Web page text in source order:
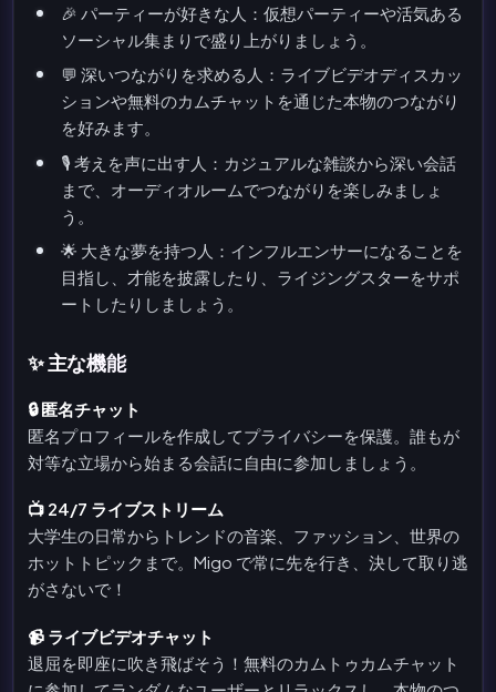
🎉 パーティーが好きな人：仮想パーティーや活気ある
ソーシャル集まりで盛り上がりましょう。
💬 深いつながりを求める人：ライブビデオディスカッ
ションや無料のカムチャットを通じた本物のつながり
を好みます。
🎙️ 考えを声に出す人：カジュアルな雑談から深い会話
まで、オーディオルームでつながりを楽しみましょ
う。
🌟 大きな夢を持つ人：インフルエンサーになることを
目指し、才能を披露したり、ライジングスターをサポ
ートしたりしましょう。
✨ 主な機能
🔒 匿名チャット
匿名プロフィールを作成してプライバシーを保護。誰もが
対等な立場から始まる会話に自由に参加しましょう。
📺 24/7 ライブストリーム
大学生の日常からトレンドの音楽、ファッション、世界の
ホットトピックまで。Migo で常に先を行き、決して取り逃
がさないで！
📹 ライブビデオチャット
退屈を即座に吹き飛ばそう！無料のカムトゥカムチャット